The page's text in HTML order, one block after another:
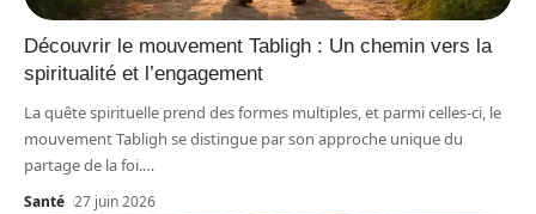
Découvrir le mouvement Tabligh : Un chemin vers la
spiritualité et l’engagement
La quête spirituelle prend des formes multiples, et parmi celles-ci, le
mouvement Tabligh se distingue par son approche unique du
partage de la foi.…
Santé 27 juin 2026